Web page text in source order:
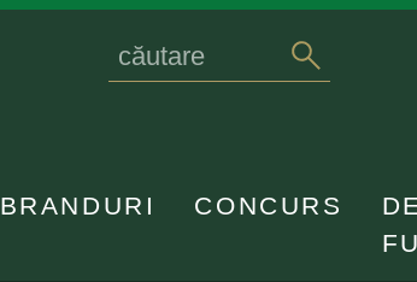
Search
BRANDURI CONCURS